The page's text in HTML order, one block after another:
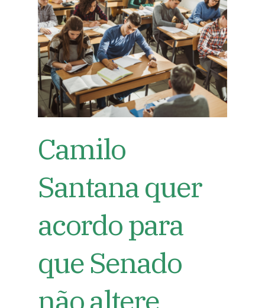
Camilo
Santana quer
acordo para
que Senado
não altere